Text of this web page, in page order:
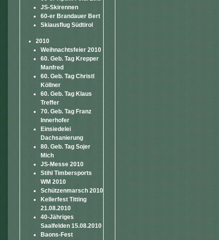
JS-Skirennen
60-er Brandauer Bert
Skiausflug Südtirol
2010
Weihnachtsfeier 2010
60. Geb. Tag Krepper
Manfred
60. Geb. Tag Christl
Köllner
60. Geb. Tag Klaus
Treffer
70. Geb. Tag Franz
Innerhofer
Einsiedelei
Dachsanierung
80. Geb. Tag Sojer
Mich
JS-Messe 2010
Stihl Timbersports
WM 2010
Schützenmarsch 2010
Kellerfest Titting
21.08.2010
40-Jähriges
Saalfelden 15.08.2010
Baons-Fest